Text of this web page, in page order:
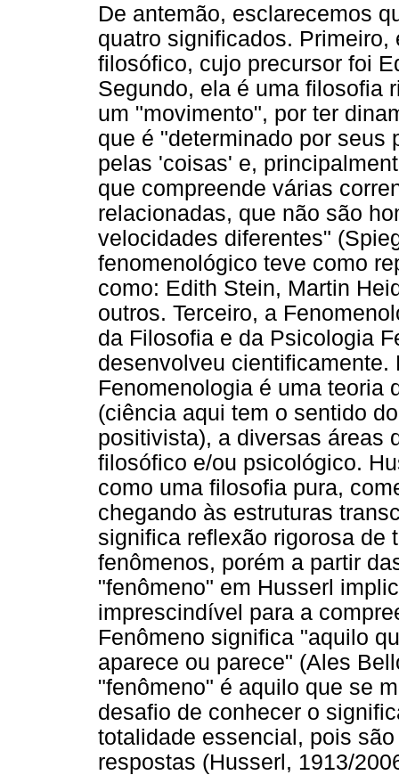
De antemão, esclarecemos
quatro significados.
filosófico, cujo precursor foi
Segundo, ela é uma filosofia
um "movimento", por ter
que é "determinado por
pelas 'coisas' e,
que compreende várias
relacionadas, que não são
velocidades diferentes"
fenomenológico teve como
como: Edith Stein, Martin
outros. Terceiro, a
da Filosofia e da Psicologia
desenvolveu
Fenomenologia é uma teoria
(ciência aqui tem o sentido
positivista), a diversas áreas
filosófico e/ou psicológico.
como uma filosofia pura,
chegando às estruturas
significa reflexão rigorosa de
fenômenos, porém a partir
"fenômeno" em Husserl
imprescindível para a
Fenômeno significa "aquilo
aparece ou parece" (Ales
"fenômeno" é aquilo que se
desafio de conhecer o
totalidade essencial, pois
respostas (Husserl, 1913/